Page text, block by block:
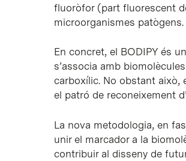
fluoròfor (part fluorescent
microorganismes patògens.
En concret, el BODIPY és
s’associa amb
carboxílic. No obstant això,
el patró de reconeixement
La nova metodologia, en
unir el marcador a la
contribuir al disseny de